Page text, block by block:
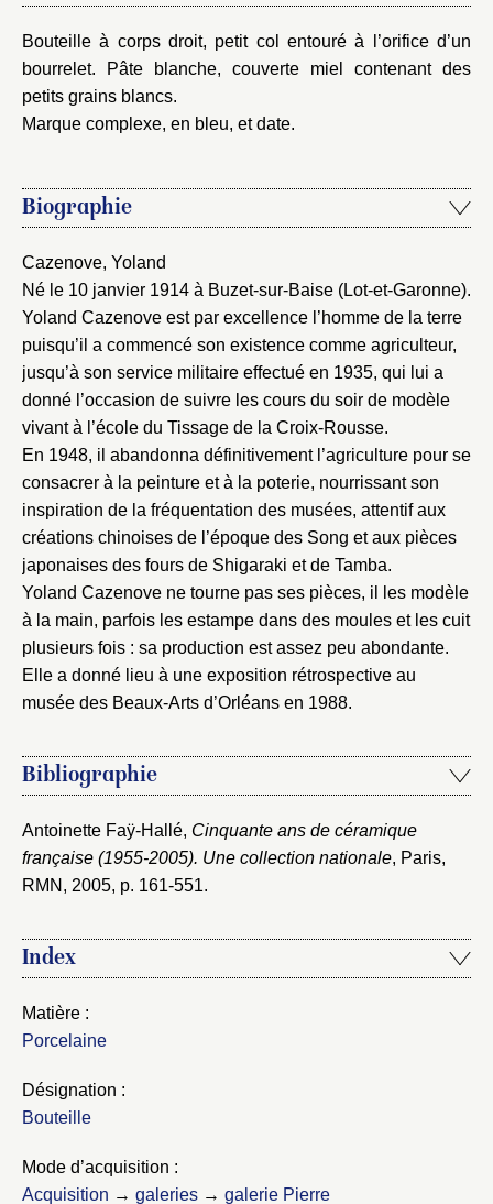
Bouteille à corps droit, petit col entouré à l’orifice d’un
bourrelet. Pâte blanche, couverte miel contenant des
petits grains blancs.
Marque complexe, en bleu, et date.
Biographie
Cazenove, Yoland
Né le 10 janvier 1914 à Buzet-sur-Baise (Lot-et-Garonne).
Yoland Cazenove est par excellence l’homme de la terre
puisqu’il a commencé son existence comme agriculteur,
jusqu’à son service militaire effectué en 1935, qui lui a
donné l’occasion de suivre les cours du soir de modèle
vivant à l’école du Tissage de la Croix-Rousse.
En 1948, il abandonna définitivement l’agriculture pour se
consacrer à la peinture et à la poterie, nourrissant son
inspiration de la fréquentation des musées, attentif aux
créations chinoises de l’époque des Song et aux pièces
japonaises des fours de Shigaraki et de Tamba.
Yoland Cazenove ne tourne pas ses pièces, il les modèle
à la main, parfois les estampe dans des moules et les cuit
plusieurs fois : sa production est assez peu abondante.
Elle a donné lieu à une exposition rétrospective au
musée des Beaux-Arts d’Orléans en 1988.
Bibliographie
Antoinette Faÿ-Hallé, Cinquante ans de céramique
française (1955-2005). Une collection nationale, Paris,
RMN, 2005, p. 161-551.
Index
Matière :
Porcelaine
Désignation :
Bouteille
Mode d’acquisition :
Acquisition → galeries → galerie Pierre
Créer et ajouter
Vous n'êtes pas encore inscrit ?Créer un compte
Vous avez oublié votre mot de passe ?